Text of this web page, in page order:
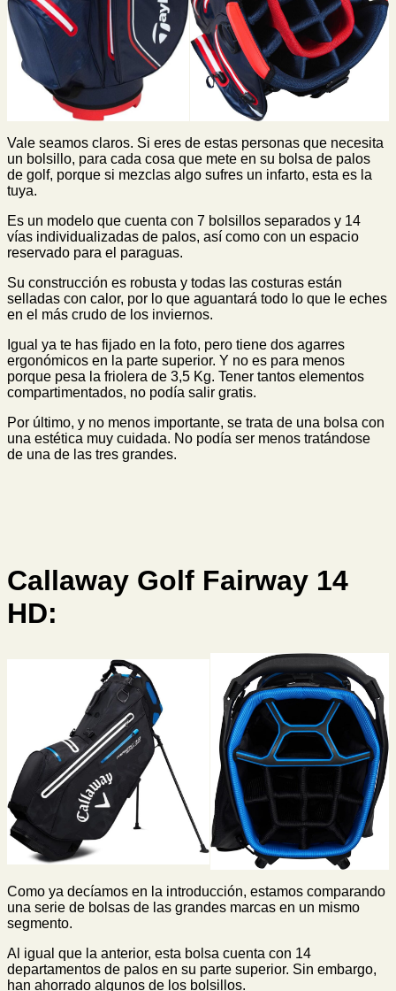
Vale seamos claros. Si eres de estas personas que necesita
un bolsillo, para cada cosa que mete en su bolsa de palos
de golf, porque si mezclas algo sufres un infarto, esta es la
tuya.
Es un modelo que cuenta con 7 bolsillos separados y 14
vías individualizadas de palos, así como con un espacio
reservado para el paraguas.
Su construcción es robusta y todas las costuras están
selladas con calor, por lo que aguantará todo lo que le eches
en el más crudo de los inviernos.
Igual ya te has fijado en la foto, pero tiene dos agarres
ergonómicos en la parte superior. Y no es para menos
porque pesa la friolera de 3,5 Kg. Tener tantos elementos
compartimentados, no podía salir gratis.
Por último, y no menos importante, se trata de una bolsa con
una estética muy cuidada. No podía ser menos tratándose
de una de las tres grandes.
Callaway Golf Fairway 14
HD:
Como ya decíamos en la introducción, estamos comparando
una serie de bolsas de las grandes marcas en un mismo
segmento.
Al igual que la anterior, esta bolsa cuenta con 14
departamentos de palos en su parte superior. Sin embargo,
han ahorrado algunos de los bolsillos.